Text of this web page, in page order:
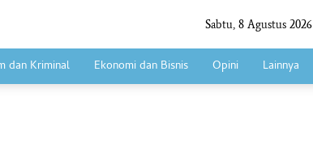
Sabtu, 8 Agustus 2026
dan Kriminal Ekonomi dan Bisnis Opini Lainnya